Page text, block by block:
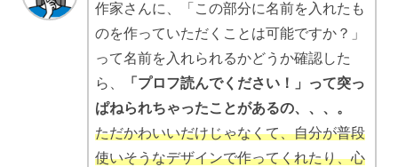
作家さんに、「この部分に名前を入れたも
のを作っていただくことは可能ですか？」
って名前を入れられるかどうか確認した
ら、
「プロフ読んでください！」って突っ
ぱねられちゃったことがあるの、、、。
ただかわいいだけじゃなくて、自分が普段
使いそうなデザインで作ってくれたり、心